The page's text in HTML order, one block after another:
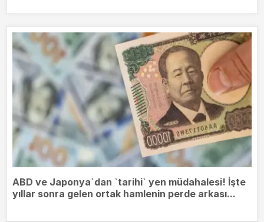
ABD ve Japonya`dan `tarihi` yen müdahalesi! İşte
yıllar sonra gelen ortak hamlenin perde arkası...